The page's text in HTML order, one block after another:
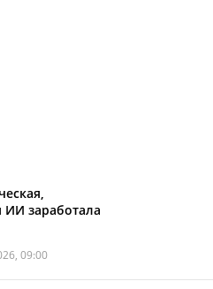
ИИ заработала
09:00